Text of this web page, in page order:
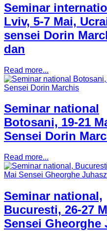
Seminar
Lviv, 5-7 Mai,
sensei Dorin
dan
Read more...
Seminar national
Botosani, 19-21
Sensei Dorin
Read more...
Seminar national,
Bucuresti, 26-27
Sensei Gheorghe